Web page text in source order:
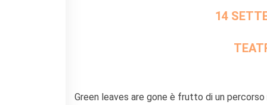
Salon de lecture (online)
14
Green leaves are gone è frutto di un